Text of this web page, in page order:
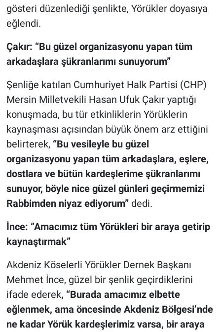
gösteri düzenlediği şenlikte, Yörükler doyasıya
eğlendi.
Çakır: “Bu güzel organizasyonu yapan tüm
arkadaşlara şükranlarımı sunuyorum”
Şenliğe katılan Cumhuriyet Halk Partisi (CHP)
Mersin Milletvekili Hasan Ufuk Çakır yaptığı
konuşmada, bu tür etkinliklerin Yörüklerin
kaynaşması açısından büyük önem arz ettiğini
belirterek, “Bu vesileyle bu güzel
organizasyonu yapan tüm arkadaşlara, eşlere,
dostlara ve bütün kardeşlerime şükranlarımı
sunuyor, böyle nice güzel günleri geçirmemizi
Rabbimden niyaz ediyorum”dedi.
İnce: “Amacımız tüm Yörükleri bir araya getirip
kaynaştırmak”
Akdeniz Köselerli Yörükler Dernek Başkanı
Mehmet İnce, güzel bir şenlik geçirdiklerini
ifade ederek, “Burada amacımız elbette
eğlenmek, ama öncesinde Akdeniz Bölgesi’nde
ne kadar Yörük kardeşlerimiz varsa, bir araya